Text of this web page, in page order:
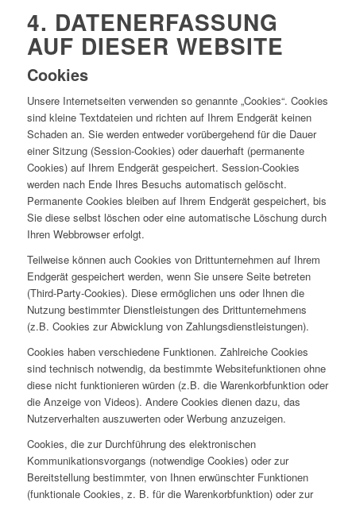
4. DATENERFASSUNG
AUF DIESER WEBSITE
Cookies
Unsere Internetseiten verwenden so genannte „Cookies“. Cookies
sind kleine Textdateien und richten auf Ihrem Endgerät keinen
Schaden an. Sie werden entweder vorübergehend für die Dauer
einer Sitzung (Session-Cookies) oder dauerhaft (permanente
Cookies) auf Ihrem Endgerät gespeichert. Session-Cookies
werden nach Ende Ihres Besuchs automatisch gelöscht.
Permanente Cookies bleiben auf Ihrem Endgerät gespeichert, bis
Sie diese selbst löschen oder eine automatische Löschung durch
Ihren Webbrowser erfolgt.
Teilweise können auch Cookies von Drittunternehmen auf Ihrem
Endgerät gespeichert werden, wenn Sie unsere Seite betreten
(Third-Party-Cookies). Diese ermöglichen uns oder Ihnen die
Nutzung bestimmter Dienstleistungen des Drittunternehmens
(z.B. Cookies zur Abwicklung von Zahlungsdienstleistungen).
Cookies haben verschiedene Funktionen. Zahlreiche Cookies
sind technisch notwendig, da bestimmte Websitefunktionen ohne
diese nicht funktionieren würden (z.B. die Warenkorbfunktion oder
die Anzeige von Videos). Andere Cookies dienen dazu, das
Nutzerverhalten auszuwerten oder Werbung anzuzeigen.
Cookies, die zur Durchführung des elektronischen
Kommunikationsvorgangs (notwendige Cookies) oder zur
Bereitstellung bestimmter, von Ihnen erwünschter Funktionen
(funktionale Cookies, z. B. für die Warenkorbfunktion) oder zur